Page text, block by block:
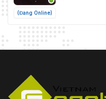
(Đang Online)